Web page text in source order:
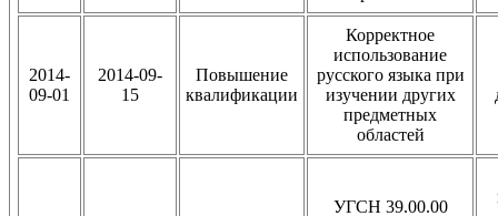
2014-
09-01
2014-09-
15
Повышение
квалификации
Корректное
использование
русского языка при
изучении других
предметных
областей
УГСН 39.00.00